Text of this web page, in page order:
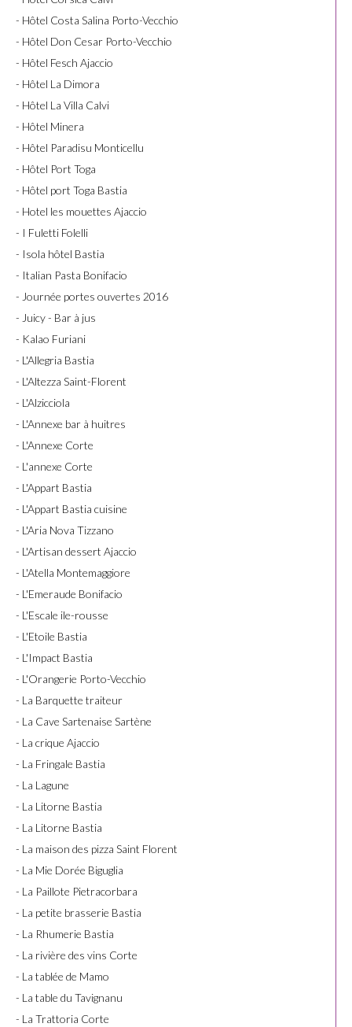
- Hôtel Costa Salina Porto-Vecchio
- Hôtel Don Cesar Porto-Vecchio
- Hôtel Fesch Ajaccio
- Hôtel La Dimora
- Hôtel La Villa Calvi
- Hôtel Minera
- Hôtel Paradisu Monticellu
- Hôtel Port Toga
- Hôtel port Toga Bastia
- Hotel les mouettes Ajaccio
- I Fuletti Folelli
- Isola hôtel Bastia
- Italian Pasta Bonifacio
- Journée portes ouvertes 2016
- Juicy - Bar à jus
- Kalao Furiani
- L'Allegria Bastia
- L'Altezza Saint-Florent
- L'Alzicciola
- L'Annexe bar à huitres
- L'Annexe Corte
- L'annexe Corte
- L'Appart Bastia
- L'Appart Bastia cuisine
- L'Aria Nova Tizzano
- L'Artisan dessert Ajaccio
- L'Atella Montemaggiore
- L'Emeraude Bonifacio
- L'Escale ile-rousse
- L'Etoile Bastia
- L'Impact Bastia
- L'Orangerie Porto-Vecchio
- La Barquette traiteur
- La Cave Sartenaise Sartène
- La crique Ajaccio
- La Fringale Bastia
- La Lagune
- La Litorne Bastia
- La Litorne Bastia
- La maison des pizza Saint Florent
- La Mie Dorée Biguglia
- La Paillote Pietracorbara
- La petite brasserie Bastia
- La Rhumerie Bastia
- La rivière des vins Corte
- La tablée de Mamo
- La table du Tavignanu
- La Trattoria Corte